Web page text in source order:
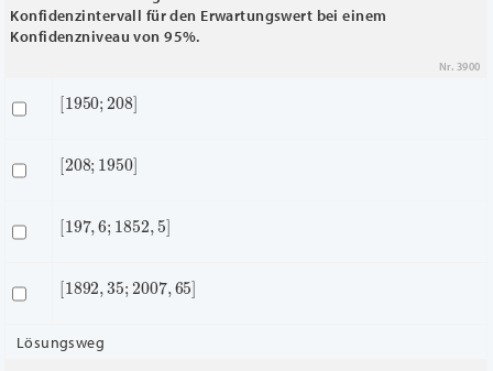
Konfidenzintervall für den Erwartungswert bei einem
Konfidenzniveau von 95%.
Nr. 3900
[1950 ;208
[208 ;1950
[197 ,6 ;1852,5
[1892 ,35 ;2007,65
Lösungsweg